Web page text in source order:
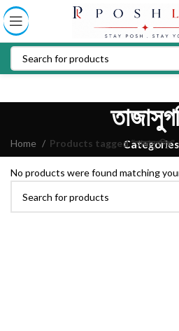
Categories
Home Products tagged “তাজাসুগন্ধি”
No products were found matching